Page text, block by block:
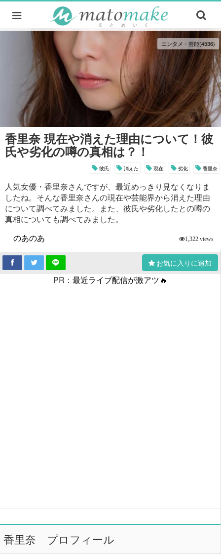
エンタメ・芸能(4536)
香里奈 現在や消えた理由について！彼
氏や劣化の噂の真相は？！
彼氏 消えた 現在 劣化 香里奈
人気女優・香里奈さんですが、最近めっきり見なくなりま
したね。そんな香里奈さんの現在や芸能界から消えた理由
について調べてみました。また、彼氏や劣化したとの噂の
真相についても調べてみました。
のあのあ
1,322 views
お気に入りに追加
PR： 最近ライブ配信が激アツ🔥
香里奈 プロフィール